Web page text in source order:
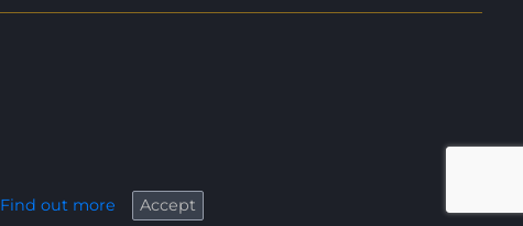
Find out more Accept